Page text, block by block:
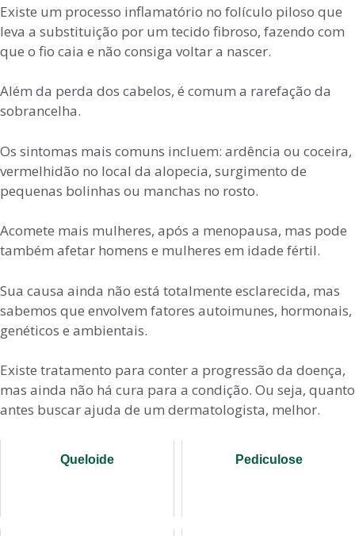
Existe um processo inflamatório no folículo piloso que
leva a substituição por um tecido fibroso, fazendo com
que o fio caia e não consiga voltar a nascer.
Além da perda dos cabelos, é comum a rarefação da
sobrancelha.
Os sintomas mais comuns incluem: ardência ou coceira,
vermelhidão no local da alopecia, surgimento de
pequenas bolinhas ou manchas no rosto.
Acomete mais mulheres, após a menopausa, mas pode
também afetar homens e mulheres em idade fértil.
Sua causa ainda não está totalmente esclarecida, mas
sabemos que envolvem fatores autoimunes, hormonais,
genéticos e ambientais.
Existe tratamento para conter a progressão da doença,
mas ainda não há cura para a condição. Ou seja, quanto
antes buscar ajuda de um dermatologista, melhor.
Queloide Pediculose